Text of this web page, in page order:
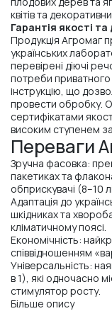
квітів та
Гарантія якості
Продукція Агромаг
українських
перевірені діючі
потреби приватного
інструкцію, що
провести обробку.
сертифікатами
високим ступенем
Переваги
Зручна фасовка:
пакетиках та
обприскувачі (8–10
Адаптація до
шкідниках та
кліматичному поясі.
Економічність:
співвідношенням
Універсальність:
в 1), які одночасно
стимулятор росту.
Більше опису